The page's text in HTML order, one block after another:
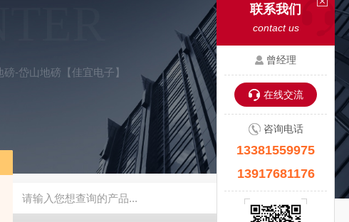
-岱山地磅【佳宜电子】
海佳宜】 钢瓶秤 云南电子秤厂家 钢瓶电子秤 无
联系我们
contact us
曾经理
在线交流
咨询电话
13381559975
13917681176